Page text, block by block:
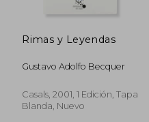
Rimas y Leyendas
Gustavo Adolfo Becquer
Casals, 2001, 1 Edición, Tapa
Blanda, Nuevo